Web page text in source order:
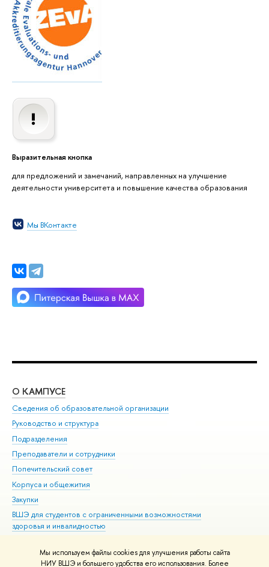
Мы используем файлы cookies для улучшения работы сайта
НИУ ВШЭ и большего удобства его использования. Более
Выразительная кнопка
для предложений и замечаний, направленных на улучшение
деятельности университета и повышение качества образования
Мы ВКонтакте
О КАМПУСЕ
Сведения об образовательной организации
Руководство и структура
Подразделения
Преподаватели и сотрудники
Попечительский совет
Корпуса и общежития
Закупки
ВШЭ для студентов с ограниченными возможностями
здоровья и инвалидностью
Единая платежная страница